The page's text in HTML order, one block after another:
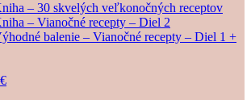
– 30 skvelých veľkonočných receptov
– Vianočné recepty – Diel 2
balenie – Vianočné recepty – Diel 1 +
€